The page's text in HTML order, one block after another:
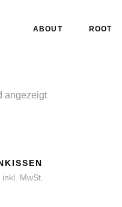
ABOUT ROOT
angezeigt
inkl. MwSt.